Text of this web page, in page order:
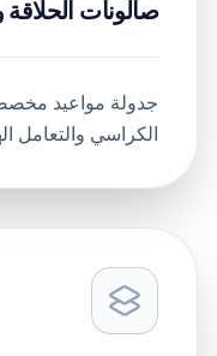
صالونات
جدولة مواعيد
الكراسي والتعامل